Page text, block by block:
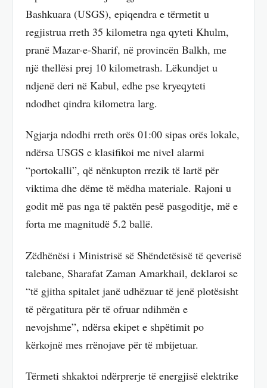
Bashkuara (USGS), epiqendra e tërmetit u
regjistrua rreth 35 kilometra nga qyteti Khulm,
pranë Mazar-e-Sharif, në provincën Balkh, me
një thellësi prej 10 kilometrash. Lëkundjet u
ndjenë deri në Kabul, edhe pse kryeqyteti
ndodhet qindra kilometra larg.
Ngjarja ndodhi rreth orës 01:00 sipas orës lokale,
ndërsa USGS e klasifikoi me nivel alarmi
“portokalli”, që nënkupton rrezik të lartë për
viktima dhe dëme të mëdha materiale. Rajoni u
godit më pas nga të paktën pesë pasgoditje, më e
forta me magnitudë 5.2 ballë.
Zëdhënësi i Ministrisë së Shëndetësisë të qeverisë
talebane, Sharafat Zaman Amarkhail, deklaroi se
“të gjitha spitalet janë udhëzuar të jenë plotësisht
të përgatitura për të ofruar ndihmën e
nevojshme”, ndërsa ekipet e shpëtimit po
kërkojnë mes rrënojave për të mbijetuar.
Tërmeti shkaktoi ndërprerje të energjisë elektrike